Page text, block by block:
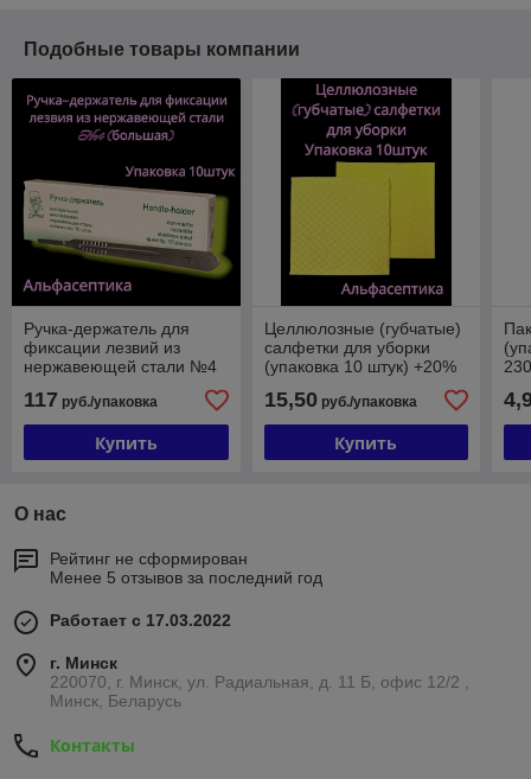
Подобные товары компании
Ручка-держатель для
фиксации лезвий из
нержавеющей стали №4
штук), CERTUS +20%
НДС
117 руб./упаковка
Купить
Целлюлозные (губчатые)
салфетки для уборки
(упаковка 10 штук) +20%
15,50руб./упаковка
Купить
О нас
Рейтинг не сформирован
Менее 5 отзывов за последний год
Работает с 17.03.2022
г. Минск
220070, г. Минск, ул. Радиальная, д. 11 Б, офис 12/2 ,
Минск, Беларусь
Контакты